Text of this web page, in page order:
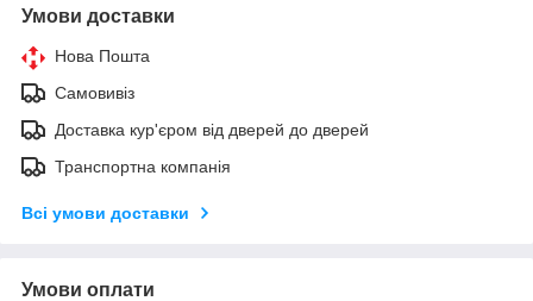
Умови доставки
Нова Пошта
Самовивіз
Доставка кур'єром від дверей до дверей
Транспортна компанія
Всі умови доставки
Умови оплати